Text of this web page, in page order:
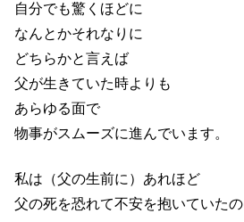
自分でも驚くほどに
なんとかそれなりに
どちらかと言えば
父が生きていた時よりも
あらゆる面で
物事がスムーズに進んでいます。
私は（父の生前に）あれほど
父の死を恐れて不安を抱いていたの